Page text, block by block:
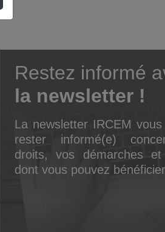
Restez informé
la newsletter !
La newsletter IRCEM
rester informé(e)
droits, vos démarches
dont vous pouvez